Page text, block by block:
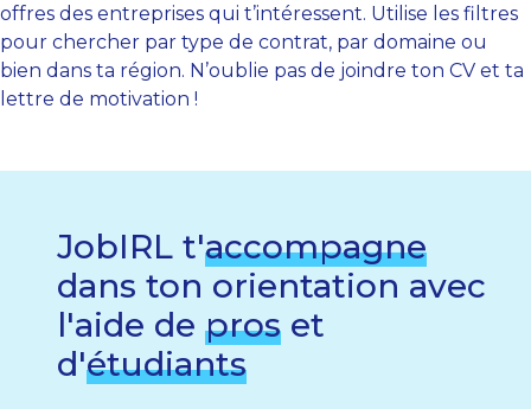
offres des entreprises qui t’intéressent. Utilise les filtres
pour chercher par type de contrat, par domaine ou
bien dans ta région. N’oublie pas de joindre ton CV et ta
lettre de motivation !
JobIRL t'accompagne
dans ton orientation avec
l'aide de pros et
d'étudiants